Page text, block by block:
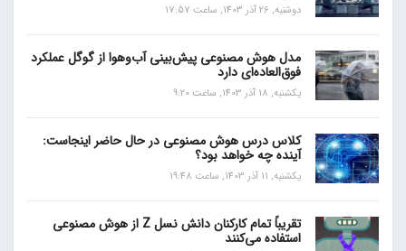
دوشنبه, 26 آذر 1403, ساعت 17:57
مدل هوش مصنوعی پیش‌بینی آب‌و‌هوا از گوگل عملکرد
فوق‌العاده‌ای دارد
یکشنبه, 18 آذر 1403, ساعت 9:20
کلاس درس هوش مصنوعی در حال حاضر اینجاست:
آینده چه خواهد بود؟
یکشنبه, 11 آذر 1403, ساعت 19:48
تقریباً تمام کارکنان دانش نسل Z از هوش مصنوعی
استفاده می‌کنند